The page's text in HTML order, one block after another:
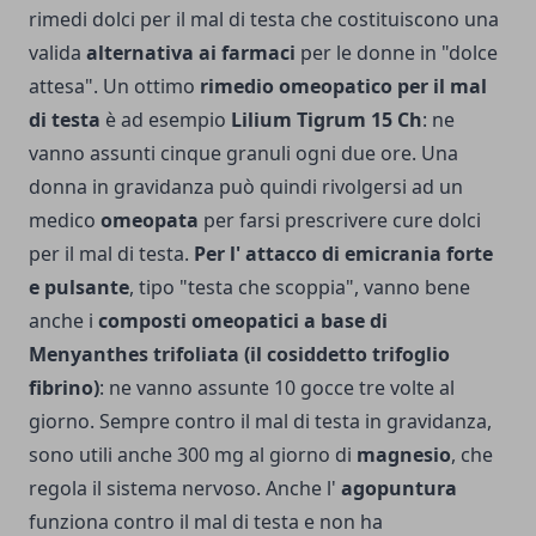
rimedi dolci per il mal di testa che costituiscono una
valida alternativa ai farmaci per le donne in "dolce
attesa". Un ottimo rimedio omeopatico per il mal
di testa è ad esempio Lilium Tigrum 15 Ch: ne
vanno assunti cinque granuli ogni due ore. Una
donna in gravidanza può quindi rivolgersi ad un
medico omeopata per farsi prescrivere cure dolci
per il mal di testa. Per l' attacco di emicrania forte
e pulsante, tipo "testa che scoppia", vanno bene
anche i composti omeopatici a base di
Menyanthes trifoliata (il cosiddetto trifoglio
fibrino): ne vanno assunte 10 gocce tre volte al
giorno. Sempre contro il mal di testa in gravidanza,
sono utili anche 300 mg al giorno di magnesio, che
regola il sistema nervoso. Anche l' agopuntura
funziona contro il mal di testa e non ha